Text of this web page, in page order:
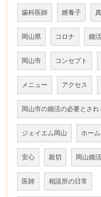
歯科医師 婿養子
岡山県 コロナ 婚
岡山市 コンセプト
メニュー アクセス
岡山市の婚活の必要とされ
ジェイエム岡山 ホー
安心 親切 岡山婚
医師 相談所の日常